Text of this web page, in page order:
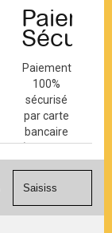
Paiement
100%
sécurisé
par carte
bancaire
(Mastercard,
Visa, ...) et